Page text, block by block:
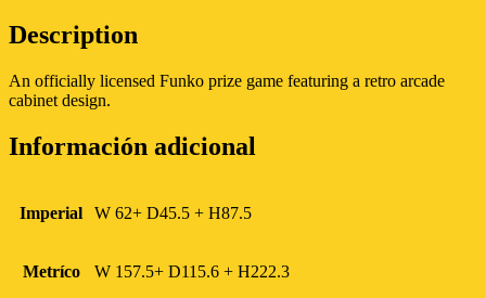
Description
An officially licensed Funko prize game featuring a retro arcade
cabinet design.
Información adicional
Imperial W 62+ D45.5 + H87.5
Metríco W 157.5+ D115.6 + H222.3